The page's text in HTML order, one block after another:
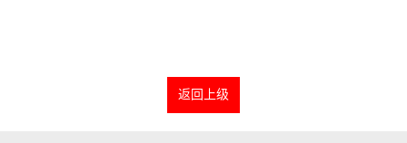
返回上级